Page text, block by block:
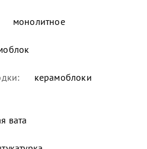
монолитное
керамоблоки
вата